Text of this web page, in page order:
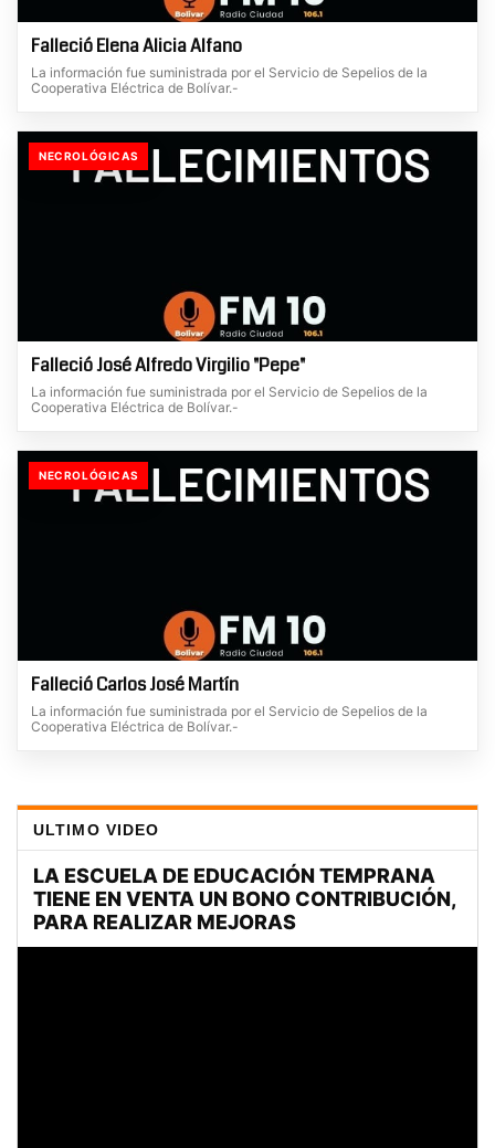
Falleció Elena Alicia Alfano
La información fue suministrada por el Servicio de Sepelios de la
Cooperativa Eléctrica de Bolívar.-
NECROLÓGICAS
Falleció José Alfredo Virgilio "Pepe"
La información fue suministrada por el Servicio de Sepelios de la
Cooperativa Eléctrica de Bolívar.-
NECROLÓGICAS
Falleció Carlos José Martín
La información fue suministrada por el Servicio de Sepelios de la
Cooperativa Eléctrica de Bolívar.-
ULTIMO VIDEO